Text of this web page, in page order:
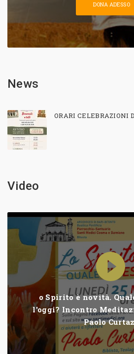
DONA ADESSO
News
ORARI CELEBRAZIONI
Video
o Spirito è novità.
l'oggi? Incontro
Paolo